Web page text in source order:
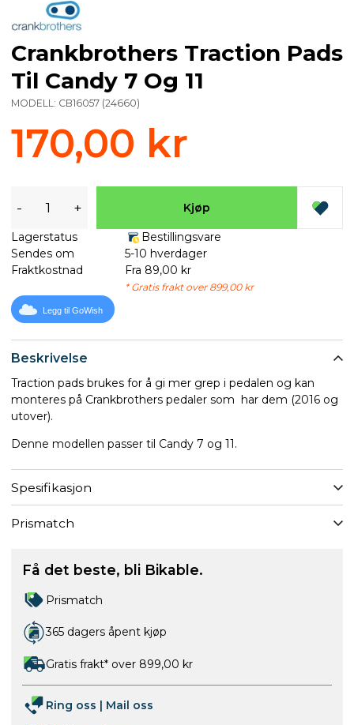
Beskrivelse
Traction pads brukes for å gi mer grep i pedalen og kan
monteres på Crankbrothers pedaler som har dem (2016 og
utover).
Denne modellen passer til Candy 7 og 11.
Spesifikasjon
Prismatch
Crankbrothers Traction Pads
Til Candy 7 Og 11
MODELL: CB16057 (24660)
170,00 kr
- + Kjøp
Lagerstatus
Bestillingsvare
Sendes om
5-10 hverdager
Fraktkostnad
Fra 89,00 kr
* Gratis frakt over 899,00 kr
Legg til GoWish
Få det beste, bli Bikable.
Prismatch
365 dagers åpent kjøp
Gratis frakt* over 899,00 kr
Ring oss | Mail oss